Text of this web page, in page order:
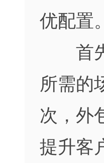
优配置
首先
所需的
次，外
提升客